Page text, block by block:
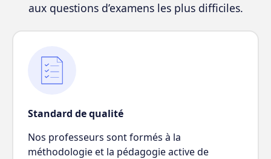
aux questions d’examens les plus difficiles.
Standard de qualité
Nos professeurs sont formés à la
méthodologie et la pédagogie active de